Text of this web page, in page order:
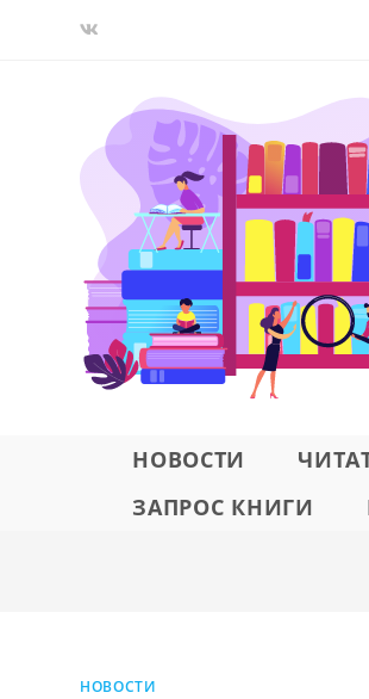
НОВОСТИ
ЗАПРОС КНИГИ
НОВОСТИ